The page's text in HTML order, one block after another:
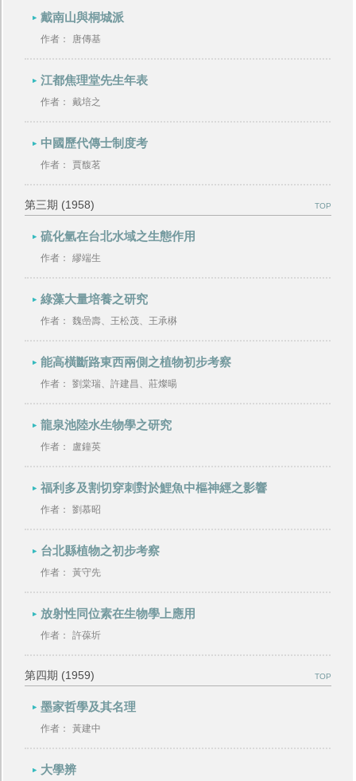
戴南山與桐城派
作者： 唐傳基
江都焦理堂先生年表
作者： 戴培之
中國歷代傳士制度考
作者： 賈馥茗
第三期 (1958) TOP
硫化氫在台北水域之生態作用
作者： 繆端生
綠藻大量培養之研究
作者： 魏喦壽、王松茂、王承楙
能高橫斷路東西兩側之植物初步考察
作者： 劉棠瑞、許建昌、莊燦暘
龍泉池陸水生物學之研究
作者： 盧鐘英
福利多及割切穿刺對於鯉魚中樞神經之影響
作者： 劉慕昭
台北縣植物之初步考察
作者： 黃守先
放射性同位素在生物學上應用
作者： 許葆圻
第四期 (1959) TOP
墨家哲學及其名理
作者： 黃建中
大學辨